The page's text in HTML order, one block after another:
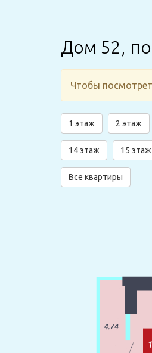
Дом 52,
Чтобы
1 этаж 2 этаж
14 этаж 15 этаж
Все квартиры